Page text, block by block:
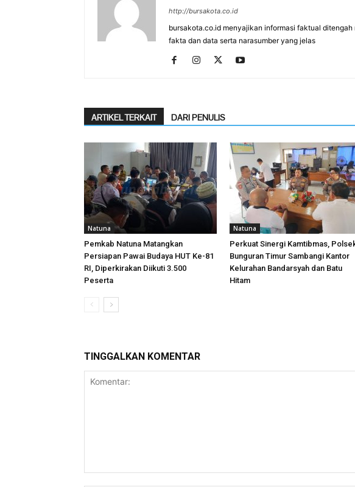
http://bursakota.co.id
bursakota.co.id menyajikan informasi faktual
fakta dan data serta narasumber yang jelas
ARTIKEL TERKAIT DARI PENULIS
Natuna
Pemkab Natuna Matangkan
Persiapan Pawai Budaya HUT Ke-81
RI, Diperkirakan Diikuti 3.500
Peserta
Natuna
Perkuat Sinergi Kamtibmas,
Bunguran Timur Sambangi Kantor
Kelurahan Bandarsyah dan Batu
Hitam
TINGGALKAN KOMENTAR